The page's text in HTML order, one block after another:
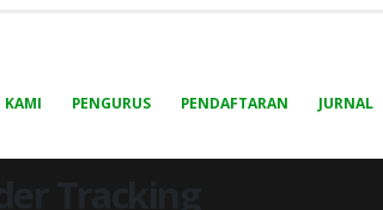
KAMI PENGURUS PENDAFTARAN JURNAL